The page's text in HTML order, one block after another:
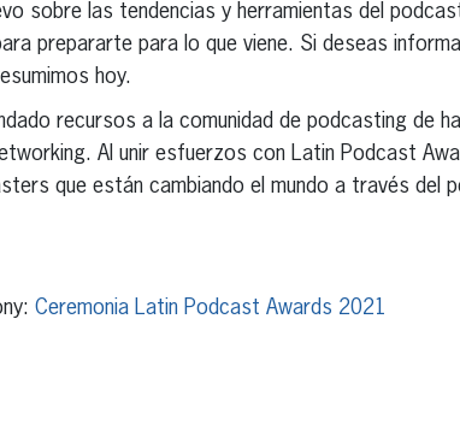
sobre las tendencias y herramientas del
prepararte para lo que viene. Si deseas
hoy.
recursos a la comunidad de podcasting de
Al unir esfuerzos con Latin Podcast
que están cambiando el mundo a través del
Ceremonia Latin Podcast Awards 2021